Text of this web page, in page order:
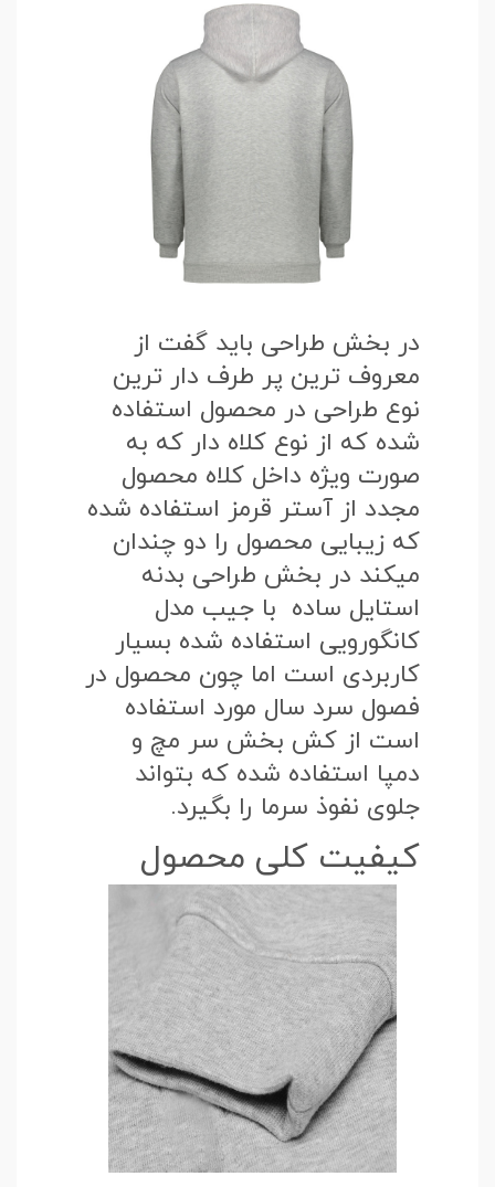
در بخش طراحی باید گفت از
معروف ترین پر طرف دار ترین
نوع طراحی در محصول استفاده
شده که از نوع کلاه دار که به
صورت ویژه داخل کلاه محصول
مجدد از آستر قرمز استفاده شده
که زیبایی محصول را دو چندان
میکند در بخش طراحی بدنه
استایل ساده با جیب مدل
کانگورویی استفاده شده بسیار
کاربردی است اما چون محصول در
فصول سرد سال مورد استفاده
است از کش بخش سر مچ و
دمپا استفاده شده که بتواند
جلوی نفوذ سرما را بگیرد.
کیفیت کلی محصول